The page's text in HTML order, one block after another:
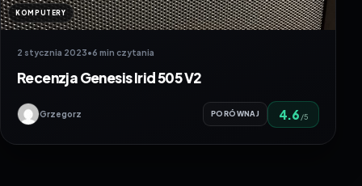
KOMPUTERY
2 stycznia 2023•6 min czytania
Recenzja Genesis Irid 505 V2
Grzegorz PORÓWNAJ 4.6 /5